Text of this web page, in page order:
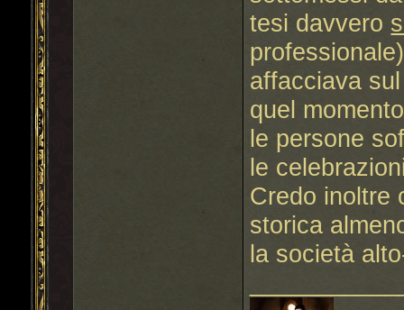
tesi davvero
affacciava
quel
le persone
le
Credo inoltre
storica
la società